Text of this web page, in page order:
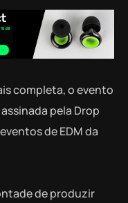
completa, o evento
pela Drop
de EDM da
de produzir